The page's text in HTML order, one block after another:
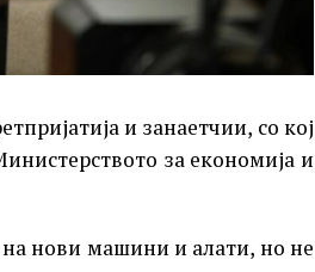
и занаетчии, со кој
за економија и
нови машини и алати, но не